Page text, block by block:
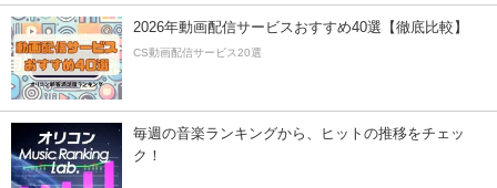
2026年動画配信サービスおすすめ40選【徹底比較】
CS動画配信サービス20選
毎週の音楽ランキングから、ヒットの推移をチェッ
ク！